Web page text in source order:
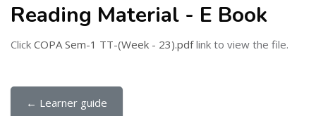
Reading Material - E Book
Click COPA Sem-1 TT-(Week - 23).pdflink to view the file.
← Learner guide